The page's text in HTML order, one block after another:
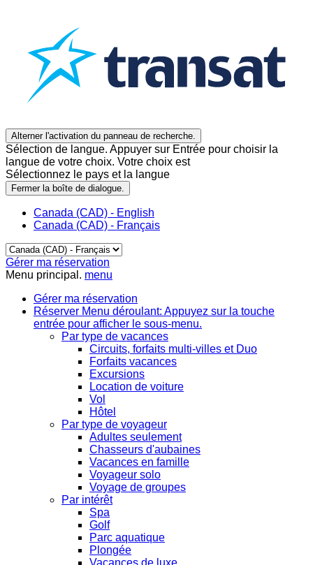
Alterner l'activation du panneau de recherche.
Sélection de langue. Appuyer sur Entrée pour choisir la
langue de votre choix. Votre choix est
Sélectionnez le pays et la langue
Fermer la boîte de dialogue.
Canada (CAD) - English
Canada (CAD) - Français
Gérer ma réservation
Menu principal. menu
Gérer ma réservation
Réserver Menu déroulant: Appuyez sur la touche
entrée pour afficher le sous-menu.
Par type de vacances
Circuits, forfaits multi-villes et Duo
Forfaits vacances
Excursions
Location de voiture
Vol
Hôtel
Par type de voyageur
Adultes seulement
Chasseurs d'aubaines
Vacances en famille
Voyageur solo
Voyage de groupes
Par intérêt
Spa
Golf
Parc aquatique
Plongée